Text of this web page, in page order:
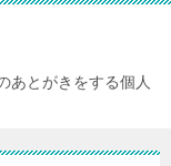
あとがきをする個人